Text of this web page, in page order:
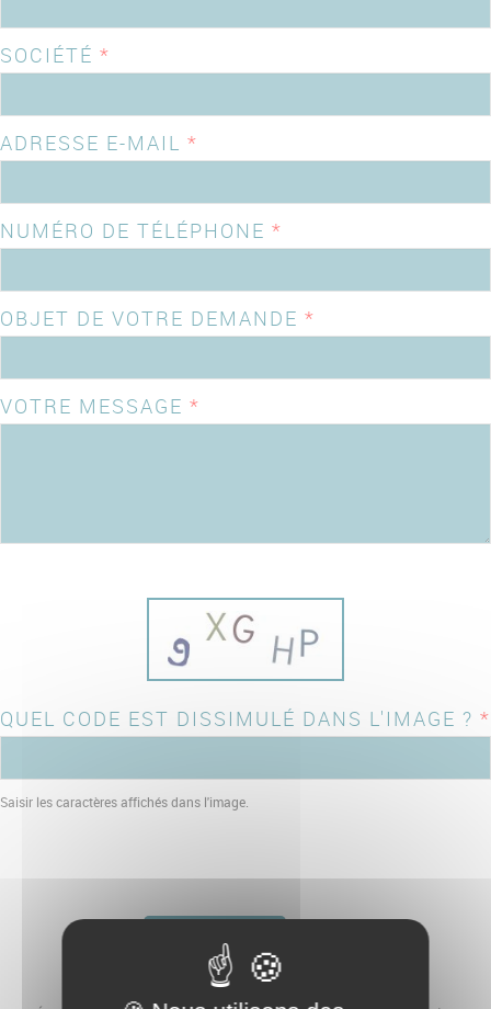
SOCIÉTÉ *
ADRESSE E-MAIL *
NUMÉRO DE TÉLÉPHONE *
OBJET DE VOTRE DEMANDE *
VOTRE MESSAGE *
QUEL CODE EST DISSIMULÉ DANS L'IMAGE ? *
Saisir les caractères affichés dans l'image.